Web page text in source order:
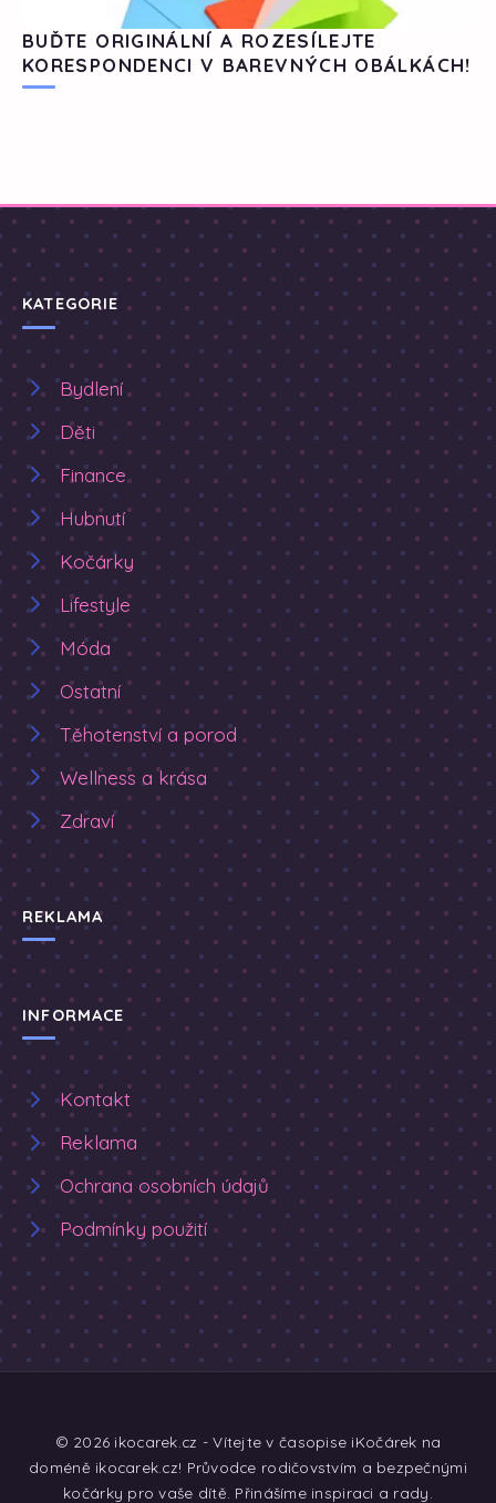
BUĎTE ORIGINÁLNÍ A ROZESÍLEJTE
KORESPONDENCI V BAREVNÝCH OBÁLKÁCH!
KATEGORIE
Bydlení
Děti
Finance
Hubnutí
Kočárky
Lifestyle
Móda
Ostatní
Těhotenství a porod
Wellness a krása
Zdraví
REKLAMA
INFORMACE
Kontakt
Reklama
Ochrana osobních údajů
Podmínky použití
© 2026 ikocarek.cz - Vítejte v časopise iKočárek na
doméně ikocarek.cz! Průvodce rodičovstvím a bezpečnými
kočárky pro vaše dítě. Přinášíme inspiraci a rady.